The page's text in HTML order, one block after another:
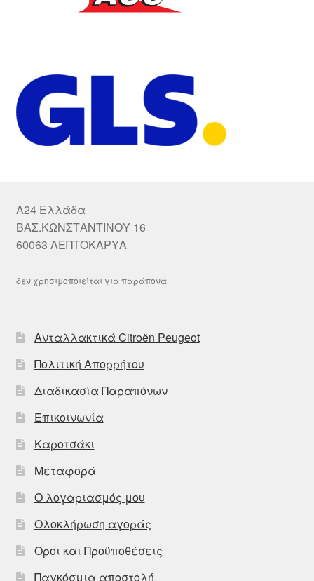
A24 Ελλάδα
ΒΑΣ.ΚΩΝΣΤΑΝΤΙΝΟΥ 16
60063 ΛΕΠΤΟΚΑΡΥΑ
δεν χρησιμοποιείται για παράπονα
Ανταλλακτικά Citroën Peugeot
Πολιτική Απορρήτου
Διαδικασία Παραπόνων
Επικοινωνία
Καροτσάκι
Μεταφορά
Ο λογαριασμός μου
Ολοκλήρωση αγοράς
Οροι και Προϋποθέσεις
Παγκόσμια αποστολή